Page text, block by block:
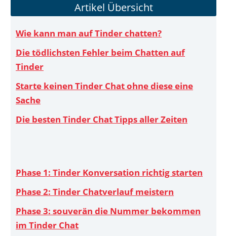
Artikel Übersicht
Wie kann man auf Tinder chatten?
Die tödlichsten Fehler beim Chatten auf
Tinder
Starte keinen Tinder Chat ohne diese eine
Sache
Die besten Tinder Chat Tipps aller Zeiten
Phase 1: Tinder Konversation richtig starten
Phase 2: Tinder Chatverlauf meistern
Phase 3: souverän die Nummer bekommen
im Tinder Chat